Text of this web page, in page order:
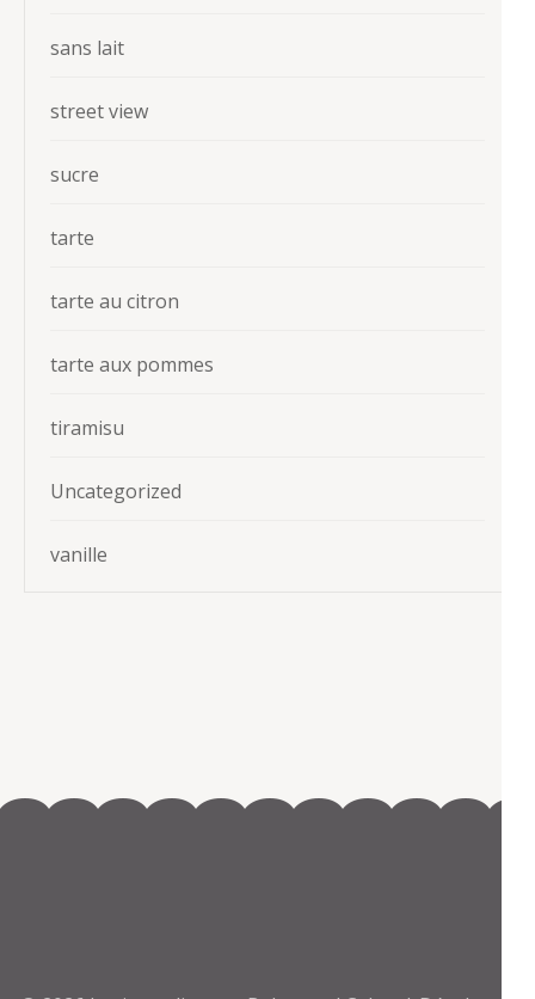
sans lait
street view
sucre
tarte
tarte au citron
tarte aux pommes
tiramisu
Uncategorized
vanille